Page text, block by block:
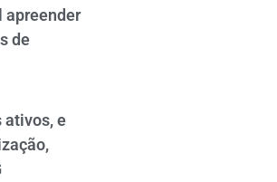
apreender
de
ativos, e